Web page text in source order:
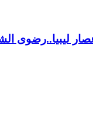
ليبيا..رضوى